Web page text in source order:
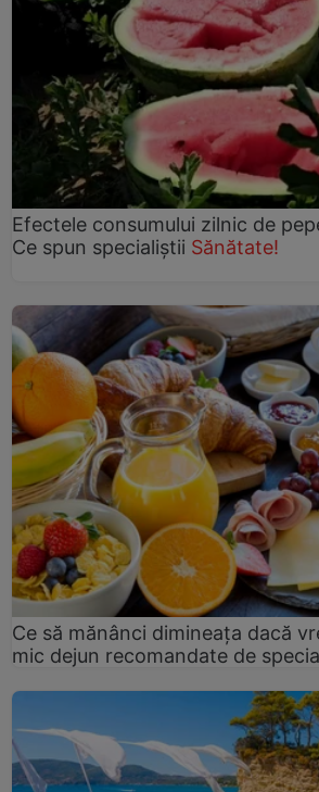
Efectele consumului zilnic de
Ce spun specialiștii Sănătate!
Ce să mănânci dimineața dacă
mic dejun recomandate de